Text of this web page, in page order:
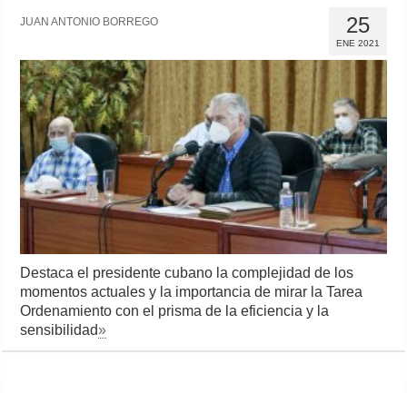
25
ENE 2021
JUAN ANTONIO BORREGO
Destaca el presidente cubano la complejidad de los
momentos actuales y la importancia de mirar la Tarea
Ordenamiento con el prisma de la eficiencia y la
sensibilidad»